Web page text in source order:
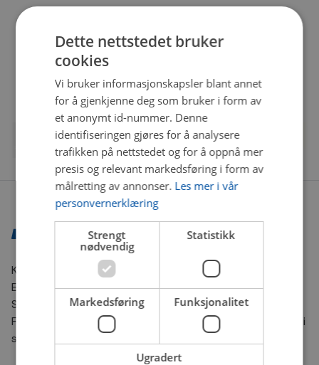
Kontaktinformasjon
E-post: nettbutikk@bilxtra.no
Sporingsnummer sender vi deg på SMS.
For andre henvendelser kontakt oss gjerne på e-post. Vi
svarer så fort vi kan!
Dette nettstedet bruker
cookies
Vi bruker informasjonskapsler blant annet
for å gjenkjenne deg som bruker i form av
et anonymt id-nummer. Denne
identifiseringen gjøres for å analysere
trafikken på nettstedet og for å oppnå mer
presis og relevant markedsføring i form av
målretting av annonser. Les mer i vår
personvernerklæring
Strengt
nødvendig
Statistikk
Markedsføring Funksjonalitet
Ugradert